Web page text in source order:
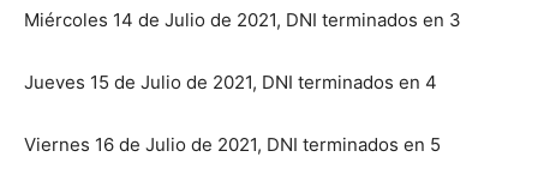
Miércoles 14 de Julio de 2021, DNI terminados en 3
Jueves 15 de Julio de 2021, DNI terminados en 4
Viernes 16 de Julio de 2021, DNI terminados en 5